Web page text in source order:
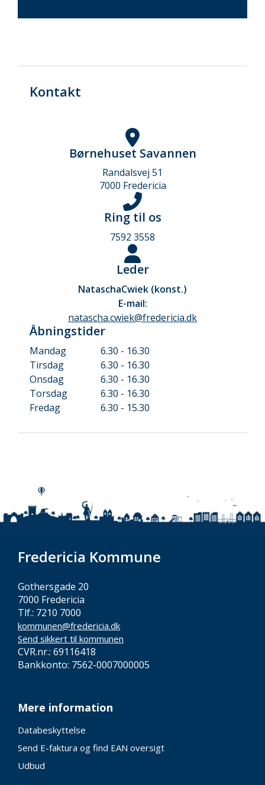
Kontakt
Børnehuset Savannen
Randalsvej 51
7000 Fredericia
Ring til os
7592 3558
Leder
NataschaCwiek (konst.)
E-mail:
natascha.cwiek@fredericia.dk
Åbningstider
Mandag
6.30 - 16.30
Tirsdag
6.30 - 16.30
Onsdag
6.30 - 16.30
Torsdag
6.30 - 16.30
Fredag
6.30 - 15.30
Fredericia Kommune
Gothersgade 20
7000 Fredericia
Tlf.: 7210 7000
kommunen@fredericia.dk
Send sikkert til kommunen
CVR.nr.: 69116418
Bankkonto: 7562-0007000005
Mere information
Databeskyttelse
Send E-faktura og find EAN oversigt
Udbud